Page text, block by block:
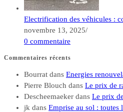
Electrification des véhicules :
novembre 13, 2025/
0 commentaire
Commentaires récents
Bourrat dans Energies
Pierre Blouch dans Le prix de
Descheemaeker dans Le prix
jk dans Emprise au sol : toutes